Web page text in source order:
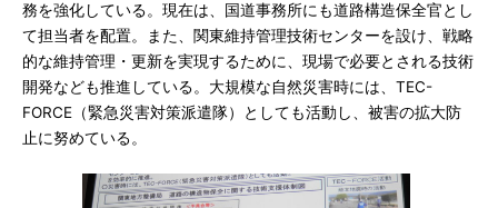
務を強化している。現在は、国道事務所にも道路構造保全官とし
て担当者を配置。また、関東維持管理技術センターを設け、戦略
的な維持管理・更新を実現するために、現場で必要とされる技術
開発なども推進している。大規模な自然災害時には、TEC-
FORCE（緊急災害対策派遣隊）としても活動し、被害の拡大防
止に努めている。